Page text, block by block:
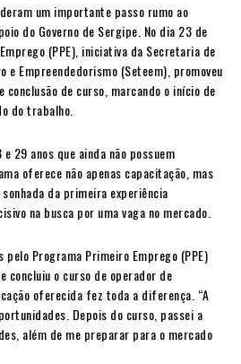
um importante passo rumo ao
do Governo de Sergipe. No dia 23 de
(PPE), iniciativa da Secretaria de
e Empreendedorismo (Seteem), promoveu
de curso, marcando o início de
do trabalho.
29 anos que ainda não possuem
oferece não apenas capacitação, mas
da primeira experiência
na busca por uma vaga no mercado.
Programa Primeiro Emprego (PPE)
concluiu o curso de operador de
oferecida fez toda a diferença. “A
Depois do curso, passei a
além de me preparar para o mercado